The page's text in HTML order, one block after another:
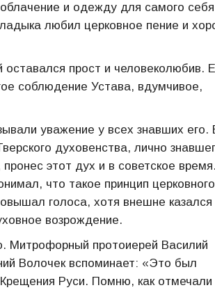
и одежду для самого
любил церковное пение и
прост и человеколюбив.
соблюдение Устава, вдумчивое,
уважение у всех знавших его.
духовенства, лично
этот дух и в советское
что такое принцип церковного
голоса, хотя внешне казался
возрождение.
Митрофорный протоиерей Василий
Волочек вспоминает: «Это был
Руси. Помню, как отмечали